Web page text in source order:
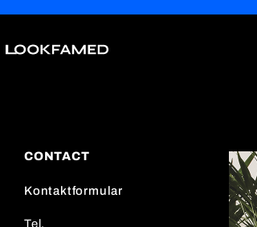
CONTACT
Kontaktformular
Tel.